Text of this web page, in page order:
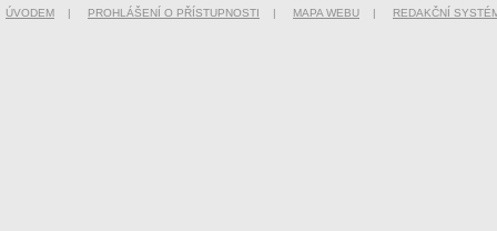
ÚVODEM | PROHLÁŠENÍ O PŘÍSTUPNOSTI | MAPA WEBU | REDAKČNÍ